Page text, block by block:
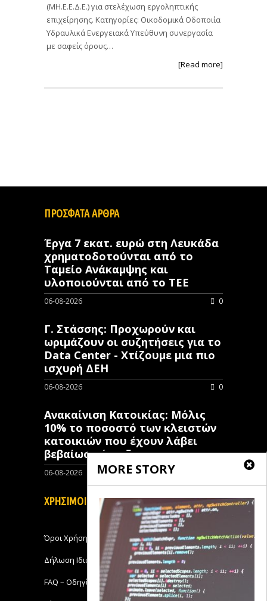
(ΜΗ.Ε.Ε.Δ.Ε.) για στελέχωση εργοληπτικής
επιχείρησης. Κατηγορίες: Οικοδομικά Οδοποιία
Υδραυλικά Ενεργειακά Υπεύθυνη συνεργασία
με σαφείς όρους…
[Read more]
MORE STORY
ΠΡΟΣΦΑΤΑ ΑΡΘΡΑ
Έργα 7 εκατ. ευρώ στη Λευκάδα
χρηματοδοτούνται από το
Ταμείο Ανάκαμψης και
υλοποιούνται από το ΤΕΕ
06-08-2026 0
Γ. Στάσσης: Προχωρούν και
ωριμάζουν οι συζητήσεις για το
Data Center - Χτίζουμε μια πιο
ισχυρή ΔΕΗ
06-08-2026 0
Ανακαίνιση Κατοικίας: Μόλις
10% το ποσοστό των κλειστών
κατοικιών που έχουν λάβει
βεβαίωση ένταξης
06-08-2026
ΧΡΗΣΙΜΟΙ ΣΥΝΔΕΣΜΟΙ
Όροι Χρήσης
Δήλωση Ιδιωτικότητας
FAQ – Οδηγίες Χρήσης